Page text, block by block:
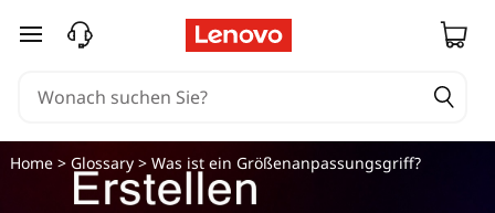
W
zum Hauptinhalt springen
Home> Glossary> Was ist ein Größenanpassungsgriff?